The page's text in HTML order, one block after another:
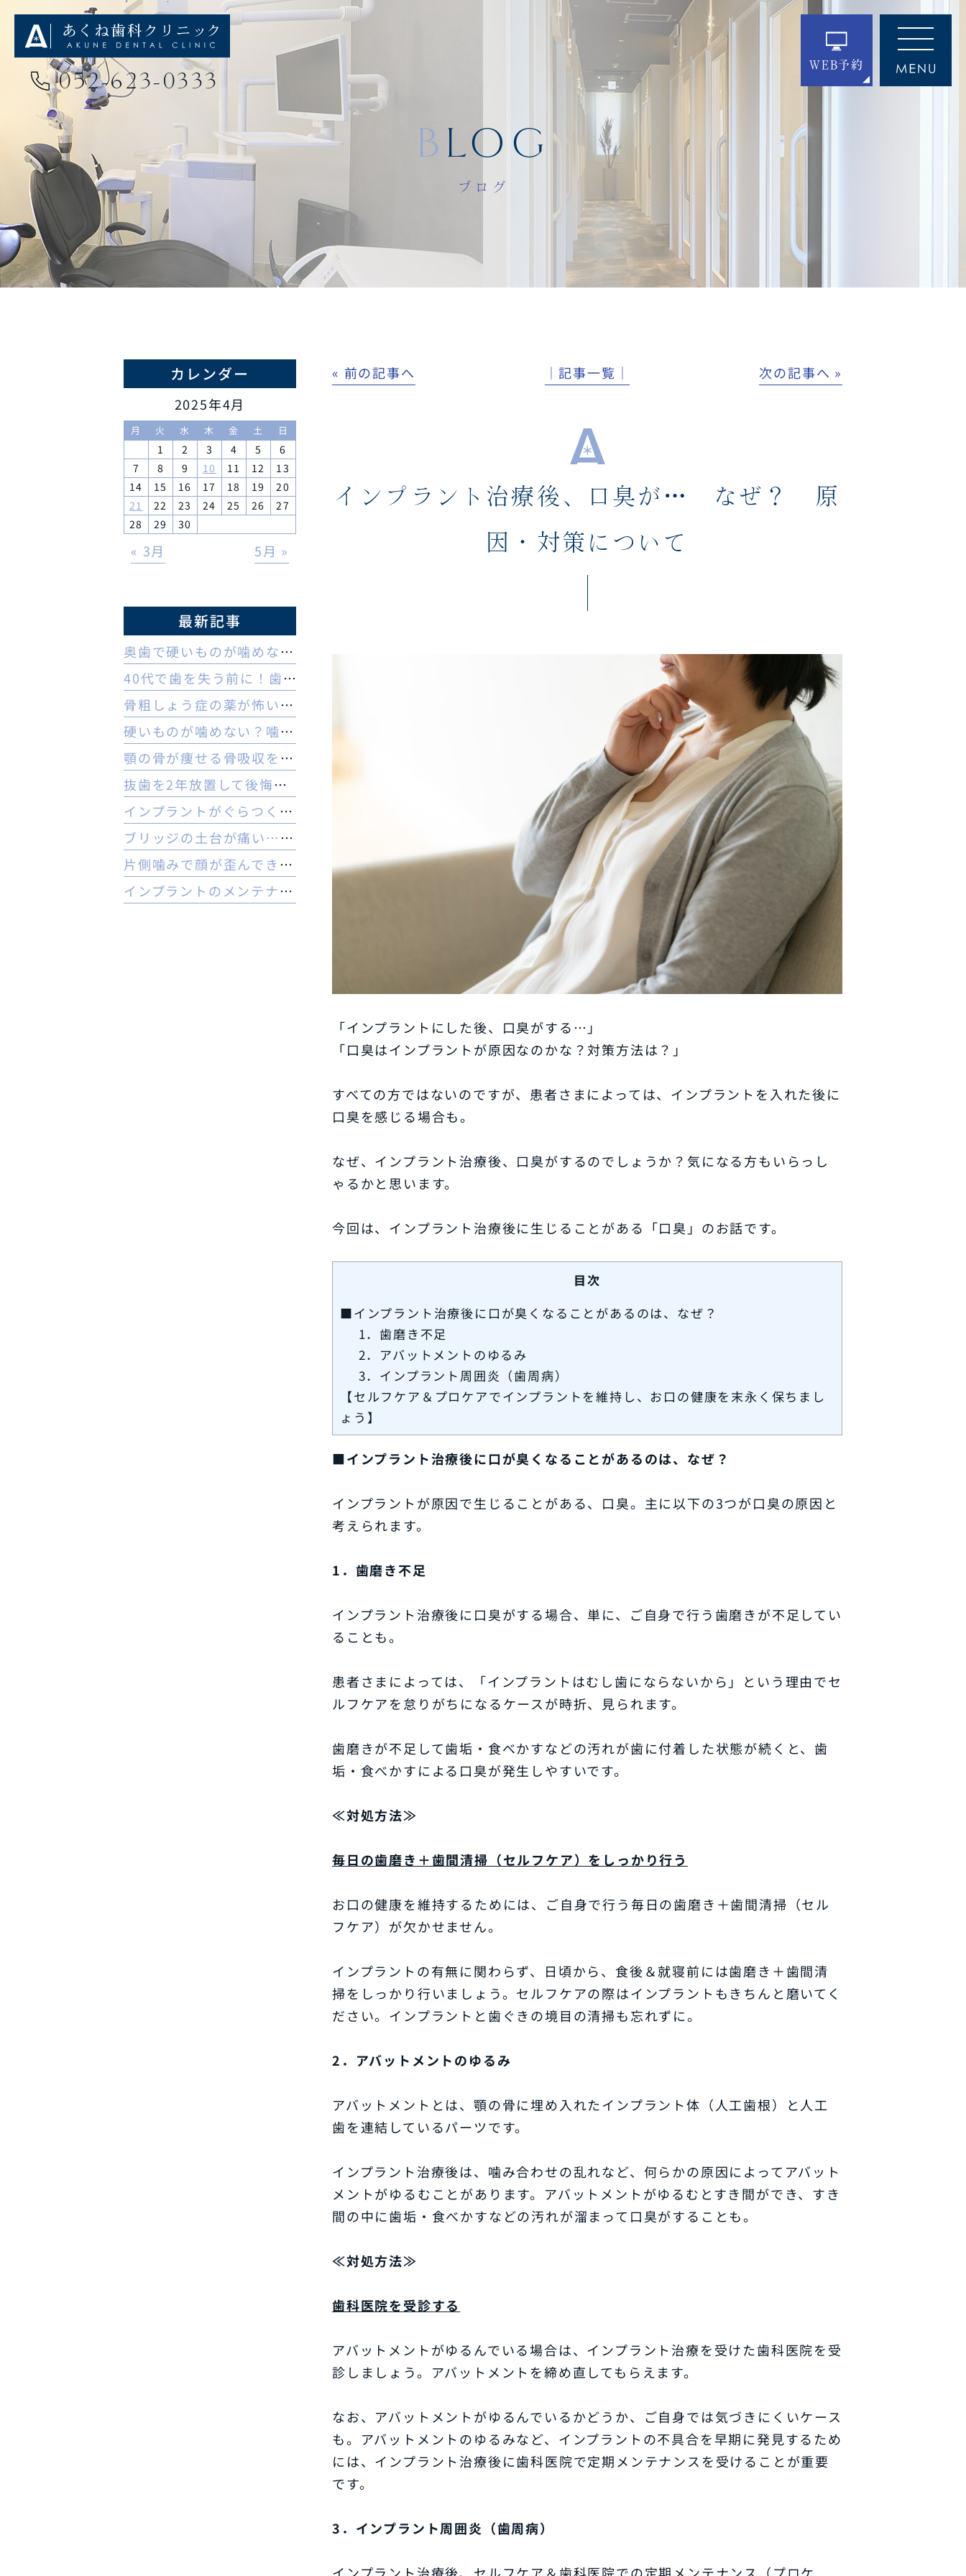
052-623-0333
WEB予約
BLOG
ブログ
« 前の記事へ │記事一覧│ 次の記事へ »
インプラント治療後、口臭が… なぜ？ 原
因・対策について
「インプラントにした後、口臭がする…」
「口臭はインプラントが原因なのかな？対策方法は？」
すべての方ではないのですが、患者さまによっては、インプラントを入れた後に
口臭を感じる場合も。
なぜ、インプラント治療後、口臭がするのでしょうか？気になる方もいらっし
ゃるかと思います。
今回は、インプラント治療後に生じることがある「口臭」のお話です。
目次
■インプラント治療後に口が臭くなることがあるのは、なぜ？
1．歯磨き不足
2．アバットメントのゆるみ
3．インプラント周囲炎（歯周病）
【セルフケア＆プロケアでインプラントを維持し、お口の健康を末永く保ちまし
ょう】
■インプラント治療後に口が臭くなることがあるのは、なぜ？
インプラントが原因で生じることがある、口臭。主に以下の3つが口臭の原因と
考えられます。
1．歯磨き不足
インプラント治療後に口臭がする場合、単に、ご自身で行う歯磨きが不足してい
ることも。
患者さまによっては、「インプラントはむし歯にならないから」という理由でセ
ルフケアを怠りがちになるケースが時折、見られます。
歯磨きが不足して歯垢・食べかすなどの汚れが歯に付着した状態が続くと、歯
垢・食べかすによる口臭が発生しやすいです。
≪対処方法≫
毎日の歯磨き＋歯間清掃（セルフケア）をしっかり行う
お口の健康を維持するためには、ご自身で行う毎日の歯磨き＋歯間清掃（セル
フケア）が欠かせません。
インプラントの有無に関わらず、日頃から、食後＆就寝前には歯磨き＋歯間清
掃をしっかり行いましょう。セルフケアの際はインプラントもきちんと磨いてく
ださい。インプラントと歯ぐきの境目の清掃も忘れずに。
2．アバットメントのゆるみ
アバットメントとは、顎の骨に埋め入れたインプラント体（人工歯根）と人工
歯を連結しているパーツです。
インプラント治療後は、噛み合わせの乱れなど、何らかの原因によってアバット
メントがゆるむことがあります。アバットメントがゆるむとすき間ができ、すき
間の中に歯垢・食べかすなどの汚れが溜まって口臭がすることも。
≪対処方法≫
歯科医院を受診する
アバットメントがゆるんでいる場合は、インプラント治療を受けた歯科医院を受
診しましょう。アバットメントを締め直してもらえます。
なお、アバットメントがゆるんでいるかどうか、ご自身では気づきにくいケース
も。アバットメントのゆるみなど、インプラントの不具合を早期に発見するため
には、インプラント治療後に歯科医院で定期メンテナンスを受けることが重要
です。
3．インプラント周囲炎（歯周病）
カレンダー
2025年4月
月 火 水 木 金 土 日
1 2 3 4 5
6
7
8 9 10 11 12
13
14
15 16 17 18 19
20
21
22 23 24 25 26
27
28
29 30
« 3月 5月 »
最新記事
奥歯で硬いものが噛めない理由とは？ヒビや内部炎症の疑いと対策
40代で歯を失う前に！歯周病のセルフチェックと守る予防法
骨粗しょう症の薬が怖い方へ。顎骨壊死リスクを防ぐ3つの対策
硬いものが噛めない？噛む力の低下と認知症の関係と受診の目安
顎の骨が痩せる骨吸収を放置…治療は難しい？手遅れを防ぐ3つの対策
抜歯を2年放置して後悔…今からでもインプラントはできる？
インプラントがぐらつく！受診前にやるべき応急処置とNG行動一覧
ブリッジの土台が痛い…やり直すべき？インプラントとの判断基準を解説
片側噛みで顔が歪んできた…奥歯を失った40代女性のインプラントという選択肢
インプラントのメンテナンスに行かないとどうなる？ 他院でやってもいいの？